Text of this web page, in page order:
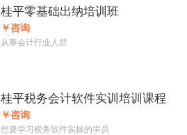
桂平零基础出纳培训班
￥咨询
从事会计行业人群
桂平税务会计软件实训培训课程
￥咨询
想要学习税务软件实操的学员